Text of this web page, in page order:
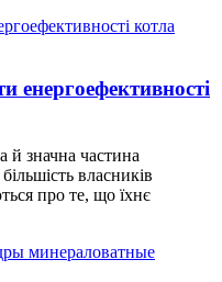
енергоефективності
й значна частина
власників
про те, що їхнє